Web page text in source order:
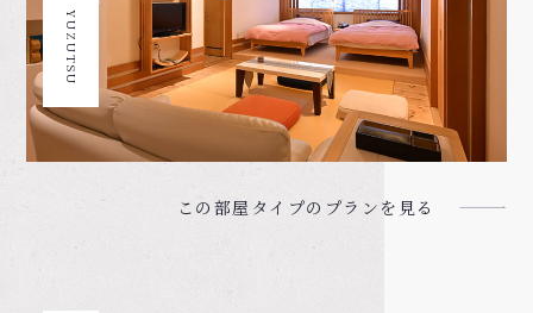
YUZUTSU
この部屋タイプのプランを見る